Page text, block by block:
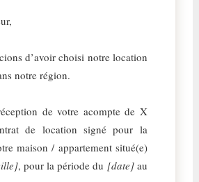
d’avoir choisi notre location
notre région.
de votre acompte de X
de location signé pour la
maison / appartement situé(e)
, pour la période du [date]au